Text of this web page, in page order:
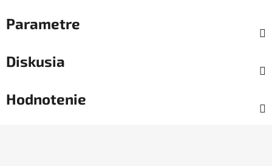
Parametre
Diskusia
Hodnotenie